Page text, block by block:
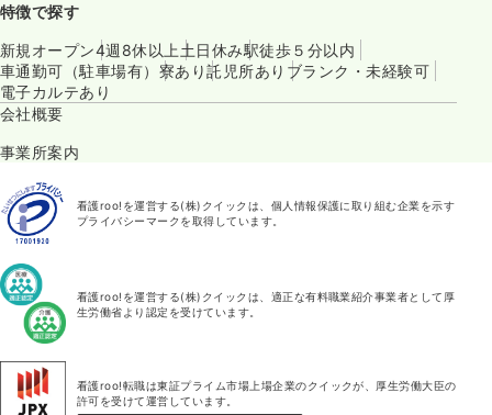
特徴で探す
新規オープン4週8休以上 土日休み駅徒歩５分以内
車通勤可（駐車場有） 寮あり託児所あり ブランク・未経験可
電子カルテあり
会社概要
事業所案内
看護roo!を運営する(株)クイックは、個人情報保護に取り組む企業を示す
プライバシーマークを取得しています。
看護roo!を運営する(株)クイックは、適正な有料職業紹介事業者として厚
生労働省より認定を受けています。
看護roo!転職は東証プライム市場上場企業のクイックが、厚生労働大臣の
許可を受けて運営しています。